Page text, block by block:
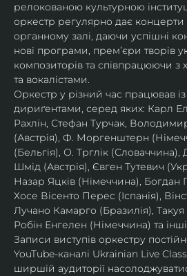
релокованою культурною
оркестр регулярно дає концерти
органному залі, даючи успішні
нові програми, прем’єри творів
композиторів та співпрацюючи з
та вокалістами.
Оркестр у різний час працював
дириґентами, серед яких: Карл
Рахлін, Стефан Турчак,
(Австрія), Ф. Моргенштерн
(Бельгія), О. Трглік
Шмід (Австрія), Євген Тутевич
Назар Яцків (Німеччина), Богдан
Хосе Вісенто Перес (Іспанія),
Лучано Камарго (Бразилія),
Робін Енгелен (Німеччина) та
Записи виступів оркестру
YouTube-каналі Ukrainian Live
ширшій аудиторії